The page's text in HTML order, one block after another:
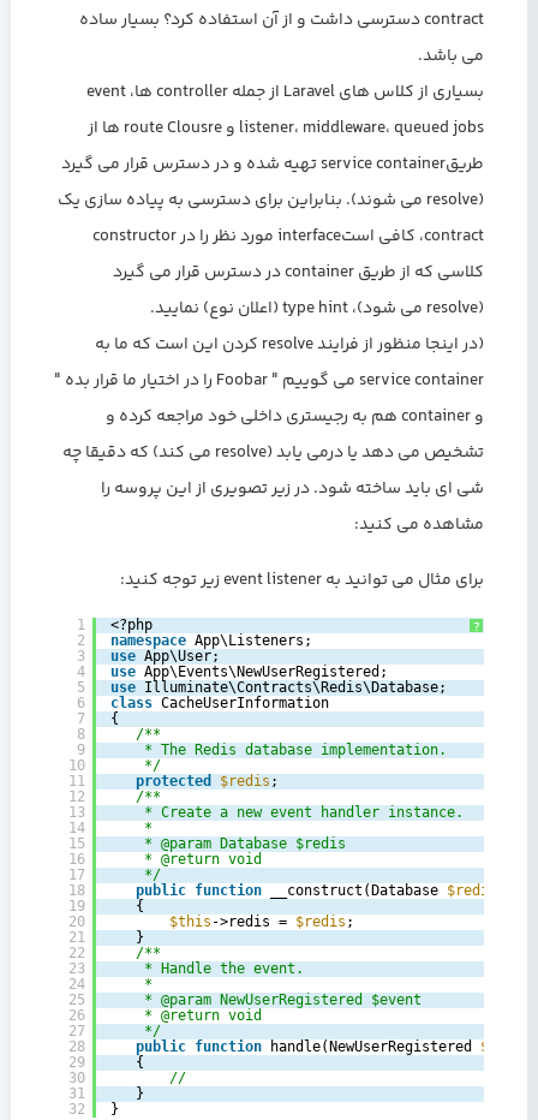
contract دسترسی داشت و از آن استفاده کرد؟ بسیار ساده
می باشد.
بسیاری از کلاس های Laravel از جمله controller ها، event
listener، middleware، queued jobs و route Clousre ها از
طریقservice container تهیه شده و در دسترس قرار می گیرد
(resolve می شوند). بنابراین برای دسترسی به پیاده سازی یک
contract، کافی استinterface مورد نظر را در constructor
کلاسی که از طریق container در دسترس قرار می گیرد
(resolve می شود)، type hint (اعلان نوع) نمایید.
(در اینجا منظور از فرایند resolve کردن این است که ما به
service container می گوییم " Foobar را در اختیار ما قرار بده "
و container هم به رجیستری داخلی خود مراجعه کرده و
تشخیص می دهد یا درمی یابد (resolve می کند) که دقیقا چه
شی ای باید ساخته شود. در زیر تصویری از این پروسه را
مشاهده می کنید:
برای مثال می توانید به event listener زیر توجه کنید:
?
1
2
3
4
5
6
7
8
9
10
11
12
13
14
15
16
17
18
19
20
21
22
23
24
25
26
27
28
29
30
31
32
<?php
namespace App\Listeners;
use App\User;
use App\Events\NewUserRegistered;
use Illuminate\Contracts\Redis\Database;
class CacheUserInformation
{
/**
* The Redis database implementation.
*/
protected
$redis ;
/**
* Create a new event handler instance.
*
* @param Database $redis
* @return void
*/
public function __construct(Database $redis
{
$this ->redis = $redis ;
}
/**
* Handle the event.
*
* @param NewUserRegistered $event
* @return void
*/
public function handle(NewUserRegistered $event
{
//
}
}